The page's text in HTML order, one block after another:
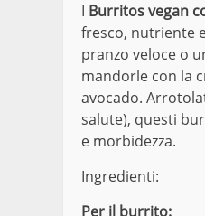
I Burritos vegan
fresco, nutriente
pranzo veloce o
mandorle con la
avocado.
salute), questi
e morbidezza.
Ingredienti:
Per il burrito: